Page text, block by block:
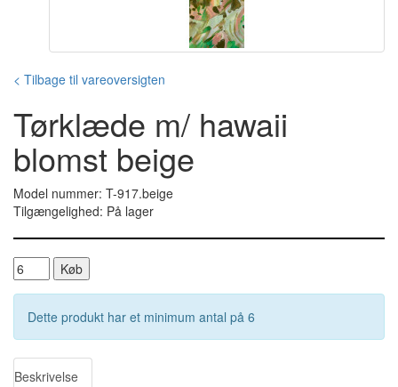
< Tilbage til vareoversigten
Tørklæde m/ hawaii
blomst beige
Model nummer: T-917.beige
Tilgængelighed: På lager
Køb
Dette produkt har et minimum antal på 6
Beskrivelse